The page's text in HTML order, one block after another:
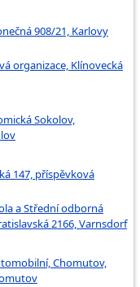
908/21, Karlovy
organizace, Klínovecká
Sokolov,
147, příspěvková
a Střední odborná
2166, Varnsdorf
Chomutov,